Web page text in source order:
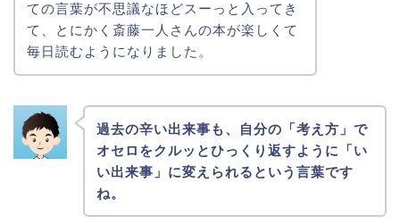
ての言葉が不思議なほどスーっと入ってき
て、とにかく斎藤一人さんの本が楽しくて
毎日読むようになりました。
過去の辛い出来事も、自分の「考え方」で
オセロをクルッとひっくり返すように「い
い出来事」に変えられるという言葉です
ね。